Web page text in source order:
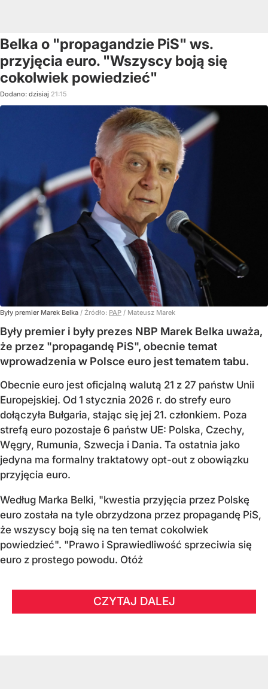
Belka o "propagandzie PiS" ws.
przyjęcia euro. "Wszyscy boją się
cokolwiek powiedzieć"
Dodano: dzisiaj 21:15
Były premier Marek Belka / Źródło: PAP / Mateusz Marek
Były premier i były prezes NBP Marek Belka uważa,
że przez "propagandę PiS", obecnie temat
wprowadzenia w Polsce euro jest tematem tabu.
Obecnie euro jest oficjalną walutą 21 z 27 państw Unii
Europejskiej. Od 1 stycznia 2026 r. do strefy euro
dołączyła Bułgaria, stając się jej 21. członkiem. Poza
strefą euro pozostaje 6 państw UE: Polska, Czechy,
Węgry, Rumunia, Szwecja i Dania. Ta ostatnia jako
jedyna ma formalny traktatowy opt-out z obowiązku
przyjęcia euro.
Według Marka Belki, "kwestia przyjęcia przez Polskę
euro została na tyle obrzydzona przez propagandę PiS,
że wszyscy boją się na ten temat cokolwiek
powiedzieć". "Prawo i Sprawiedliwość sprzeciwia się
euro z prostego powodu. Otóż
CZYTAJ DALEJ